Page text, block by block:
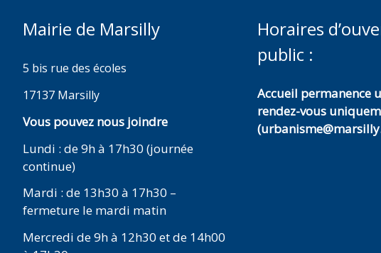
Mairie de Marsilly
5 bis rue des écoles
17137 Marsilly
Vous pouvez nous joindre
Lundi : de 9h à 17h30 (journée
continue)
Mardi : de 13h30 à 17h30 –
fermeture le mardi matin
Mercredi de 9h à 12h30 et de 14h00
Horaires
public :
Accueil permanence
rendez-vous